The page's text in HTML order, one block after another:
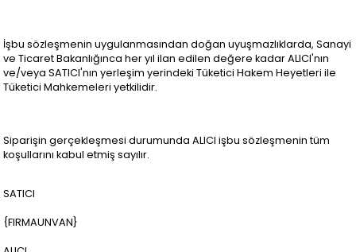
İşbu sözleşmenin uygulanmasından doğan uyuşmazlıklarda, Sanayi
ve Ticaret Bakanlığınca her yıl ilan edilen değere kadar ALICI'nın
ve/veya SATICI'nın yerleşim yerindeki Tüketici Hakem Heyetleri ile
Tüketici Mahkemeleri yetkilidir.
Siparişin gerçekleşmesi durumunda ALICI işbu sözleşmenin tüm
koşullarını kabul etmiş sayılır.
SATICI
{FIRMAUNVAN}